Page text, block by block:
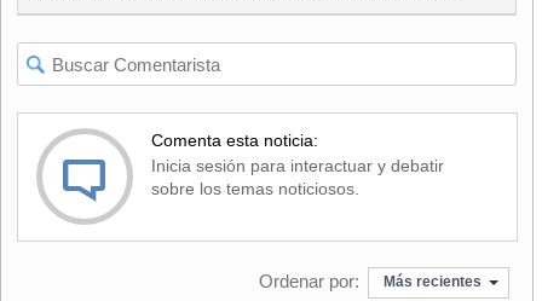
Comenta esta noticia:
Inicia sesión para interactuar y debatir
sobre los temas noticiosos.
Ordenar por: Más recientes